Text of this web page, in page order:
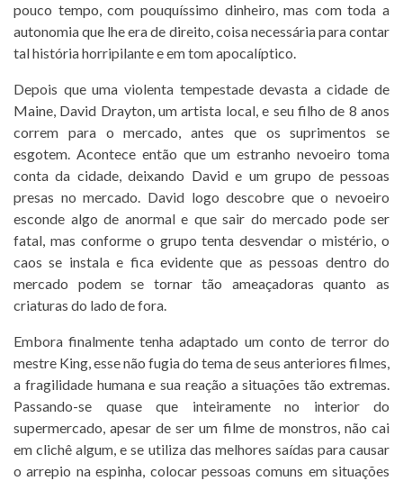
pouco tempo, com pouquíssimo dinheiro, mas com toda a
autonomia que lhe era de direito, coisa necessária para contar
tal história horripilante e em tom apocalíptico.
Depois que uma violenta tempestade devasta a cidade de
Maine, David Drayton, um artista local, e seu filho de 8 anos
correm para o mercado, antes que os suprimentos se
esgotem. Acontece então que um estranho nevoeiro toma
conta da cidade, deixando David e um grupo de pessoas
presas no mercado. David logo descobre que o nevoeiro
esconde algo de anormal e que sair do mercado pode ser
fatal, mas conforme o grupo tenta desvendar o mistério, o
caos se instala e fica evidente que as pessoas dentro do
mercado podem se tornar tão ameaçadoras quanto as
criaturas do lado de fora.
Embora finalmente tenha adaptado um conto de terror do
mestre King, esse não fugia do tema de seus anteriores filmes,
a fragilidade humana e sua reação a situações tão extremas.
Passando-se quase que inteiramente no interior do
supermercado, apesar de ser um filme de monstros, não cai
em clichê algum, e se utiliza das melhores saídas para causar
o arrepio na espinha, colocar pessoas comuns em situações